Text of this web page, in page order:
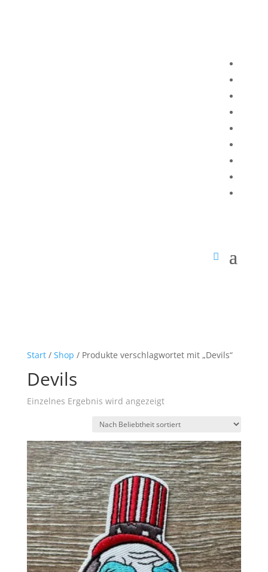
Start/ Shop / Produkte verschlagwortet mit „Devils“
Devils
Einzelnes Ergebnis wird angezeigt